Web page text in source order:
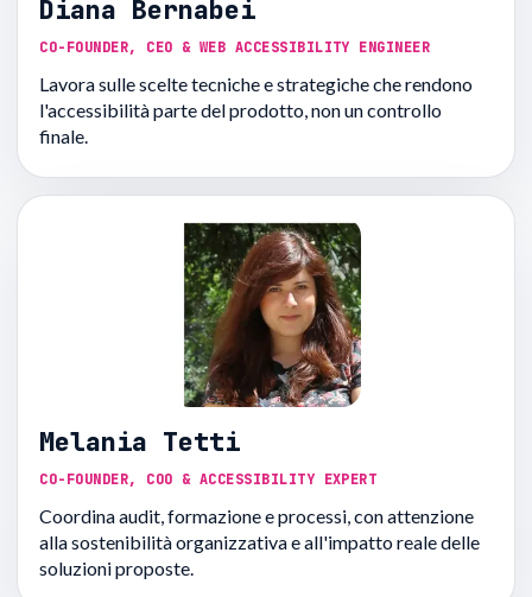
Diana Bernabei
CO-FOUNDER, CEO & WEB ACCESSIBILITY ENGINEER
Lavora sulle scelte tecniche e strategiche che rendono
l'accessibilità parte del prodotto, non un controllo
finale.
Melania Tetti
CO-FOUNDER, COO & ACCESSIBILITY EXPERT
Coordina audit, formazione e processi, con attenzione
alla sostenibilità organizzativa e all'impatto reale delle
soluzioni proposte.